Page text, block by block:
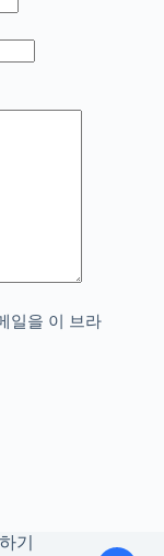
일을 이 브라
기